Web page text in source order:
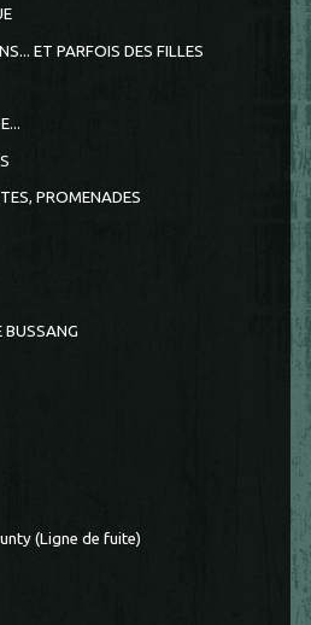
ET PARFOIS DES FILLES
PROMENADES
BUSSANG
(Ligne de fuite)